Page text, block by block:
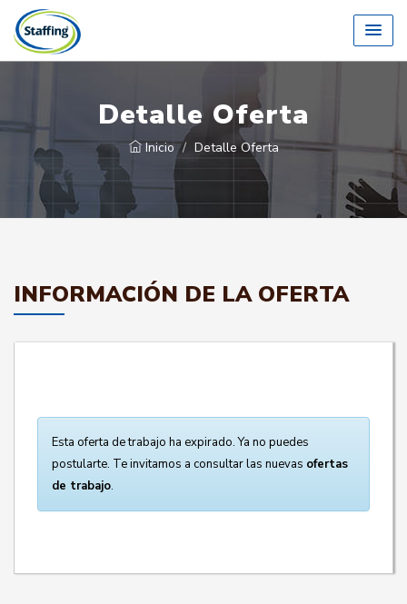
Detalle Oferta
Inicio Detalle Oferta
INFORMACIÓN DE LA OFERTA
Esta oferta de trabajo ha expirado. Ya no puedes
postularte. Te invitamos a consultar las nuevas ofertas
de trabajo.